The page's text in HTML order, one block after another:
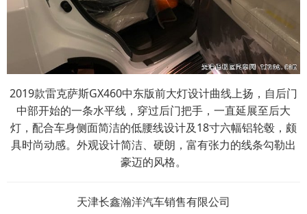
2019款雷克萨斯GX460中东版前大灯设计曲线上扬，自后门
中部开始的一条水平线，穿过后门把手，一直延展至后大
灯，配合车身侧面简洁的低腰线设计及18寸六幅铝轮毂，颇
具时尚动感。外观设计简洁、硬朗，富有张力的线条勾勒出
豪迈的风格。
天津长鑫瀚洋汽车销售有限公司